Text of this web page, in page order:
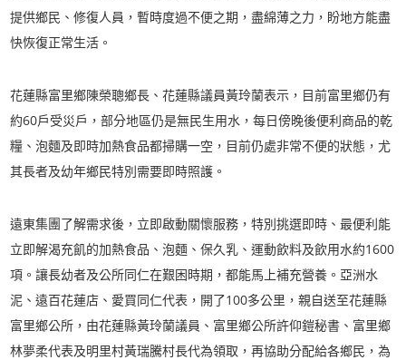
提供鄉民、修復人員，暫時度過不便之期，盡綿薄之力，盼地方能盡
快恢復正常生活。
花蓮縣富里鄉陳榮聰鄉長、花蓮縣議員黃玲蘭表示，目前富里鄉仍有
約60戶受災戶，部分地區仍是無民生用水，每日傍晚後便利商品的乾
糧、泡麵及即時加熱食品都掃購一空，目前仍處非常不便的狀態，尤
其長者及幼年鄉民特別需要即時照護。
遠東集團了解需求後，立即啟動關懷服務，特別挑選即時、最便利能
立即解渴充飢的加熱食品、泡麵、保久乳、運動飲料及飲用水約1600
項。讓長幼者及公所同仁在艱困時期，都能馬上補充營養。亞洲水
泥、遠百花蓮店、愛買同仁代表，開了100多公里，親自送至花蓮縣
富里鄉公所，由花蓮縣黃玲蘭議員、富里鄉公所許仰鎧秘書、富里鄉
林夢柔代表及明里村黃瑞騰村長代為領取，再協助分配給各鄉民，為